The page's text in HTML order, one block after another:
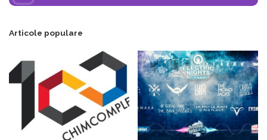
Articole populare